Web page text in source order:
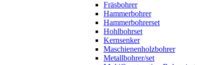
Fräsbohrer
Hammerbohrer
Hammerbohrerset
Hohlbohrset
Kernsenker
Maschienenholzbohrer
Metallbohrer/set